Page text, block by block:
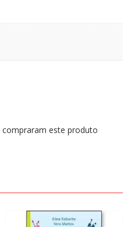
compraram este produto